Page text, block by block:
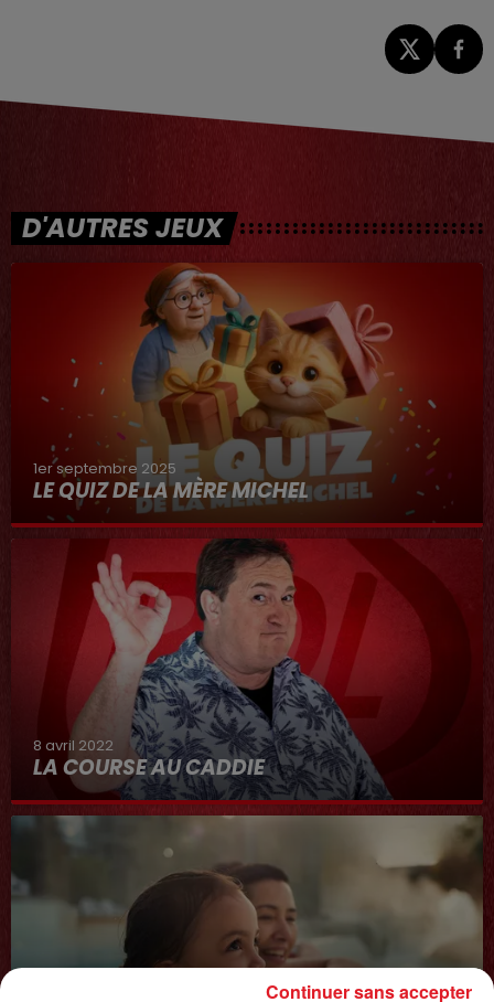
D'AUTRES JEUX
1er septembre 2025
LE QUIZ DE LA MÈRE MICHEL
8 avril 2022
LA COURSE AU CADDIE
Continuer sans accepter